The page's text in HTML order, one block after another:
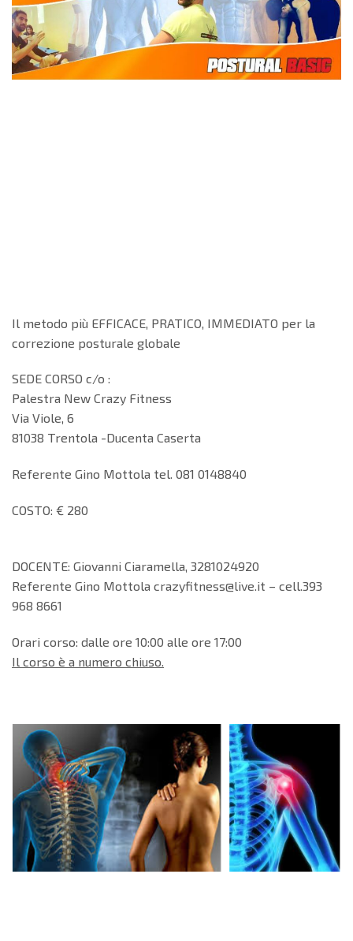
Il metodo più EFFICACE, PRATICO, IMMEDIATO per la
correzione posturale globale
SEDE CORSO c/o :
Palestra New Crazy Fitness
Via Viole, 6
81038 Trentola -Ducenta Caserta
Referente Gino Mottola tel. 081 0148840
COSTO: € 280
DOCENTE: Giovanni Ciaramella, 3281024920
Referente Gino Mottola crazyfitness@live.it – cell.393
968 8661
Orari corso: dalle ore 10:00 alle ore 17:00
Il corso è a numero chiuso.